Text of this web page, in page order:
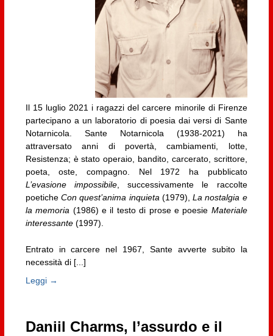
Il 15 luglio 2021 i ragazzi del carcere minorile di Firenze
partecipano a un laboratorio di poesia dai versi di Sante
Notarnicola. Sante Notarnicola (1938-2021) ha
attraversato anni di povertà, cambiamenti, lotte,
Resistenza; è stato operaio, bandito, carcerato, scrittore,
poeta, oste, compagno. Nel 1972 ha pubblicato
L’evasione impossibile, successivamente le raccolte
poeticheCon quest’anima inquieta (1979),La nostalgia e
la memoria (1986) e il testo di prose e poesie Materiale
interessante(1997).
Entrato in carcere nel 1967, Sante avverte subito la
necessità di [...]
Leggi →
Daniil Charms, l’assurdo e il